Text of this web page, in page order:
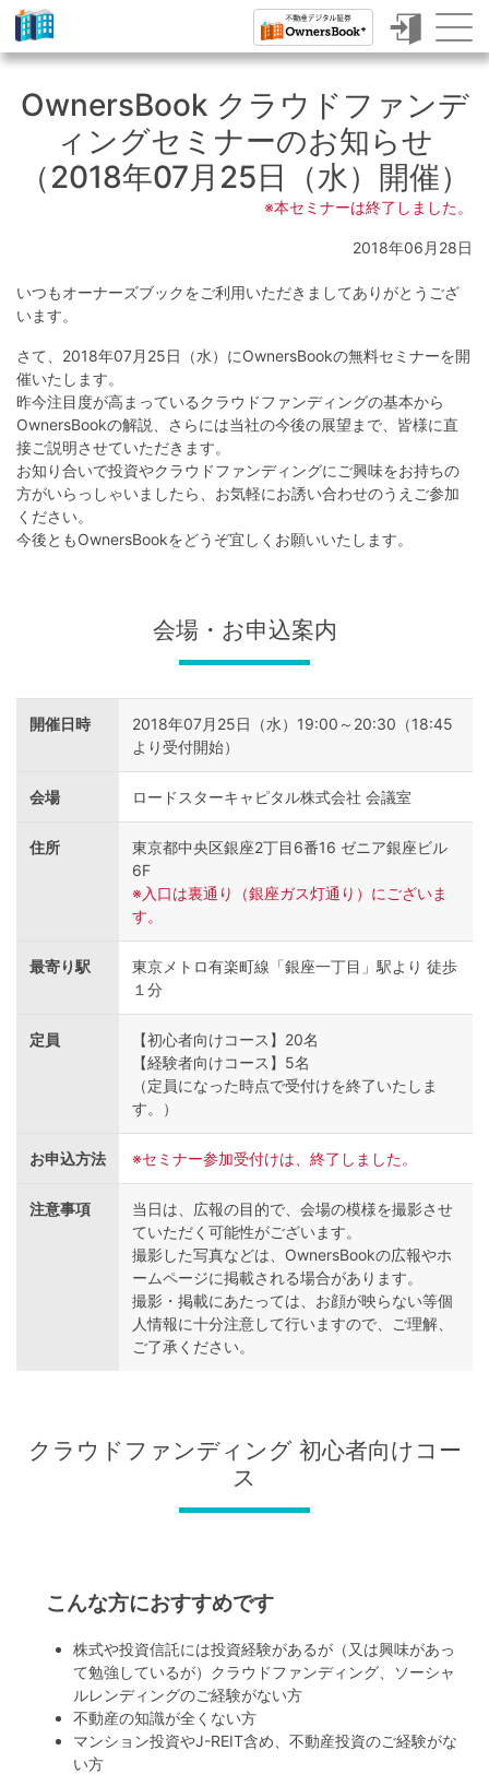
ク
ラ
ド
フ
デ
ィ
ン
グ
で
不
動
OwnersBook
OwnersBook クラウドファンデ
ィングセミナーのお知らせ
（2018年07月25日（水）開催）
※本セミナーは終了しました。
2018年06月28日
いつもオーナーズブックをご利用いただきましてありがとうござ
います。
さて、2018年07月25日（水）にOwnersBookの無料セミナーを開
催いたします。
昨今注目度が高まっているクラウドファンディングの基本から
OwnersBookの解説、さらには当社の今後の展望まで、皆様に直
接ご説明させていただきます。
お知り合いで投資やクラウドファンディングにご興味をお持ちの
方がいらっしゃいましたら、お気軽にお誘い合わせのうえご参加
ください。
今後ともOwnersBookをどうぞ宜しくお願いいたします。
会場・お申込案内
開催日時
2018年07月25日（水）19:00～20:30（18:45
より受付開始）
会場 ロードスターキャピタル株式会社 会議室
住所
東京都中央区銀座2丁目6番16 ゼニア銀座ビル
6F
※入口は裏通り（銀座ガス灯通り）にございま
す。
最寄り駅
東京メトロ有楽町線「銀座一丁目」駅より 徒歩
１分
定員
【初心者向けコース】20名
【経験者向けコース】5名
（定員になった時点で受付けを終了いたしま
す。）
お申込方法 ※セミナー参加受付けは、終了しました。
注意事項
当日は、広報の目的で、会場の模様を撮影させ
ていただく可能性がございます。
撮影した写真などは、OwnersBookの広報やホ
ームページに掲載される場合があります。
撮影・掲載にあたっては、お顔が映らない等個
人情報に十分注意して行いますので、ご理解、
ご了承ください。
クラウドファンディング 初心者向けコー
ス
こんな方におすすめです
株式や投資信託には投資経験があるが（又は興味があっ
て勉強しているが）クラウドファンディング、ソーシャ
ルレンディングのご経験がない方
不動産の知識が全くない方
マンション投資やJ-REIT含め、不動産投資のご経験がな
い方